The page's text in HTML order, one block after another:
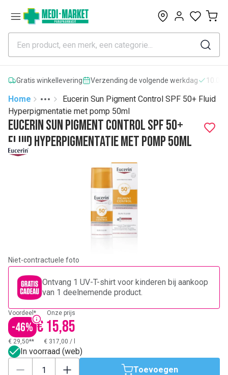
0
Gratis winkellevering Verzending de volgende werkdag
Home
More
Toggle menu
Eucerin Sun Pigment Control SPF 50+ Fluid
Hyperpigmentatie met pomp 50ml
Eucerin Sun Pigment Control SPF 50+
Fluid Hyperpigmentatie met pomp 50ml
Niet-contractuele foto
Ontvang 1 UV-T-shirt voor kinderen bij aankoop
van 1 deelnemende product.
Voordeel*
-46%
Onze prijs
€ 15,85
€ 29,50** € 317,00 /
In voorraad (web)
Toevoegen